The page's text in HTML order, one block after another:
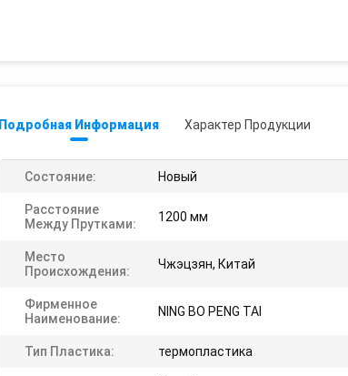
Подробная Информация Характер Продукции
Состояние: Новый
Расстояние
Между Прутками:
1200 мм
Место
Происхождения:
Чжэцзян, Китай
Фирменное
Наименование:
NING BO PENG TAI
Тип Пластика: термопластика